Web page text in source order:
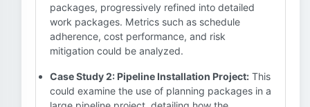
packages, progressively refined into detailed
work packages. Metrics such as schedule
adherence, cost performance, and risk
mitigation could be analyzed.
Case Study 2: Pipeline Installation Project: This
could examine the use of planning packages in a